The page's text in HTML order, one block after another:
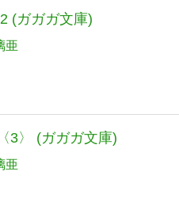
(ガガガ文庫)
亜
3〉 (ガガガ文庫)
亜